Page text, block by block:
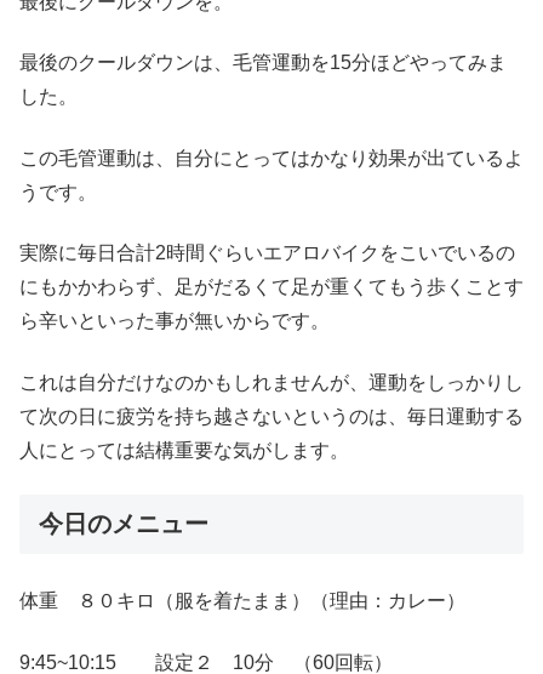
最後のクールダウンは、毛管運動を15分ほどやってみま
した。
この毛管運動は、自分にとってはかなり効果が出ているよ
うです。
実際に毎日合計2時間ぐらいエアロバイクをこいでいるの
にもかかわらず、足がだるくて足が重くてもう歩くことす
ら辛いといった事が無いからです。
これは自分だけなのかもしれませんが、運動をしっかりし
て次の日に疲労を持ち越さないというのは、毎日運動する
人にとっては結構重要な気がします。
今日のメニュー
体重 ８０キロ（服を着たまま）（理由：カレー）
9:45~10:15 設定２ 10分 （60回転）